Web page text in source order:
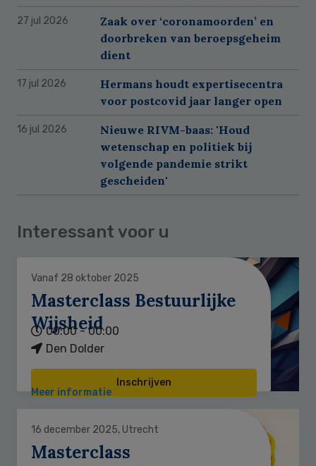
27 jul 2026
Zaak over ‘coronamoorden’ en
doorbreken van beroepsgeheim
dient
17 jul 2026
Hermans houdt expertisecentra
voor postcovid jaar langer open
16 jul 2026
Nieuwe RIVM-baas: 'Houd
wetenschap en politiek bij
volgende pandemie strikt
gescheiden'
Interessant voor u
Vanaf 28 oktober 2025
Masterclass Bestuurlijke
Wijsheid
00:00 - 00:00
Den Dolder
Inschrijven
Meer informatie
16 december 2025, Utrecht
Masterclass